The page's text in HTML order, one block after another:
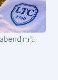
mit: